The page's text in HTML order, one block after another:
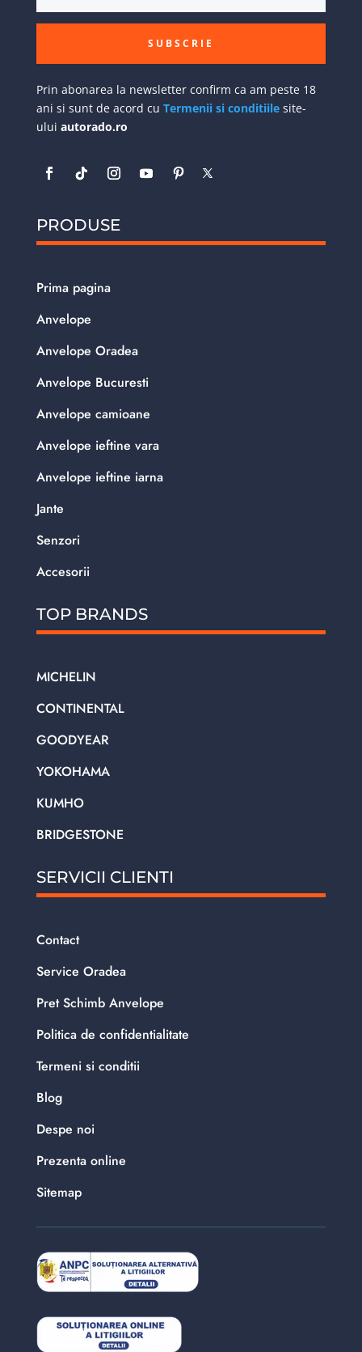
SUBSCRIE
Prin abonarea la newsletter confirm ca am peste 18
ani si sunt de acord cu Termenii si conditiilesite-
ului autorado.ro
PRODUSE
Prima pagina
Anvelope
Anvelope Oradea
Anvelope Bucuresti
Anvelope camioane
Anvelope ieftine vara
Anvelope ieftine iarna
Jante
Senzori
Accesorii
TOP BRANDS
MICHELIN
CONTINENTAL
GOODYEAR
YOKOHAMA
KUMHO
BRIDGESTONE
SERVICII CLIENTI
Contact
Service Oradea
Pret Schimb Anvelope
Politica de confidentialitate
Termeni si conditii
Blog
Despe noi
Prezenta online
Sitemap